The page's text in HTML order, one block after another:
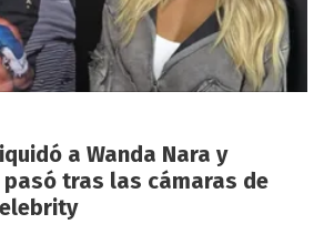
a Wanda Nara y
tras las cámaras de